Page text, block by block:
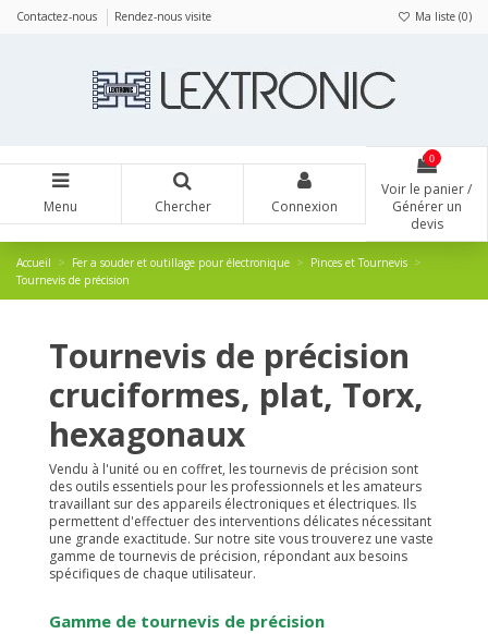
Contactez-nous Rendez-nous visite Ma liste (0)
Menu Chercher Connexion
0
Voir le panier /
Générer un
devis
Accueil Fer a souder et outillage pour électronique
Pinces et Tournevis
Tournevis de précision
Tournevis de précision
cruciformes, plat, Torx,
hexagonaux
Vendu à l'unité ou en coffret, les tournevis de précision sont
des outils essentiels pour les professionnels et les amateurs
travaillant sur des appareils électroniques et électriques. Ils
permettent d'effectuer des interventions délicates nécessitant
une grande exactitude. Sur notre site vous trouverez une vaste
gamme de tournevis de précision, répondant aux besoins
spécifiques de chaque utilisateur.
Gamme de tournevis de précision
Panneau de gestion des cookies